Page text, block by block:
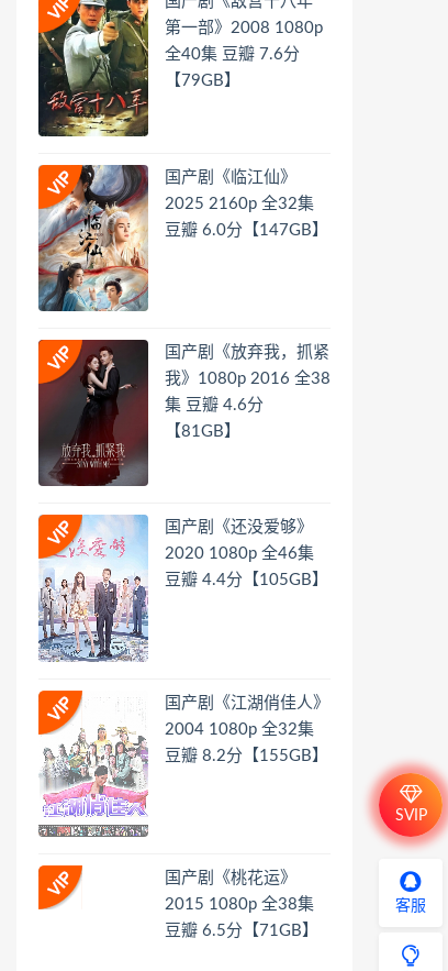
第一部》2008 1080p
全40集 豆瓣 7.6分
【79GB】
国产剧《临江仙》
2025 2160p 全32集
豆瓣 6.0分【147GB】
国产剧《放弃我，抓紧
我》1080p 2016 全38
集 豆瓣 4.6分
【81GB】
国产剧《还没爱够》
2020 1080p 全46集
豆瓣 4.4分【105GB】
国产剧《江湖俏佳人》
2004 1080p 全32集
豆瓣 8.2分【155GB】
国产剧《桃花运》
2015 1080p 全38集
豆瓣 6.5分【71GB】
SVIP
客服